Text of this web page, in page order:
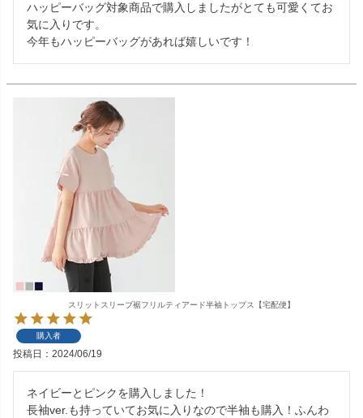
ハッピーバッグ対象商品で購入しましたがとても可愛くてお
気に入りです。
今年もハッピーバッグがあれば嬉しいです！
スリットスリーブ裾フリルティアード半袖トップス【宅配便】
購入者
投稿日 2024/06/19
ネイビーとピンクを購入しました！
長袖ver.も持っていてお気に入りなので半袖も購入！ふんわ